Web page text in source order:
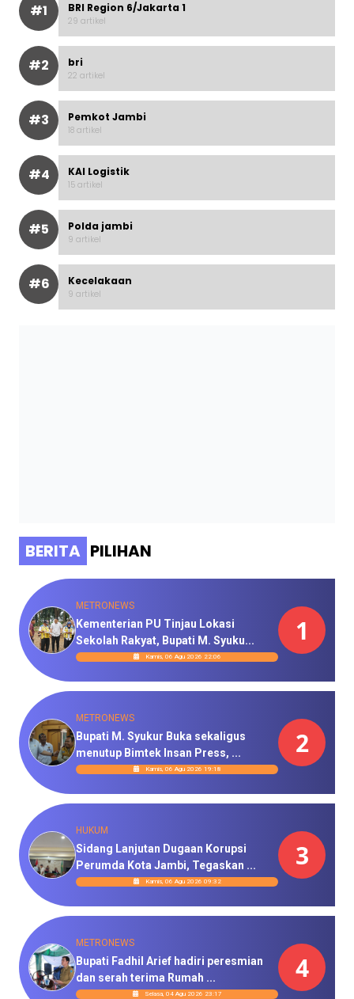
#1 BRI Region 6/Jakarta 1
29 artikel
#2 bri
22 artikel
#3 Pemkot Jambi
18 artikel
#4 KAI Logistik
15 artikel
#5 Polda jambi
9 artikel
#6 Kecelakaan
9 artikel
BERITA PILIHAN
METRONEWS
Kementerian PU Tinjau Lokasi
Sekolah Rakyat, Bupati M. Syuku...
Kamis, 06 Agu 2026 22:06
1
METRONEWS
Bupati M. Syukur Buka sekaligus
menutup Bimtek Insan Press, ...
Kamis, 06 Agu 2026 19:18
2
HUKUM
Sidang Lanjutan Dugaan Korupsi
Perumda Kota Jambi, Tegaskan ...
Kamis, 06 Agu 2026 09:32
3
METRONEWS
Bupati Fadhil Arief hadiri peresmian
dan serah terima Rumah ...
Selasa, 04 Agu 2026 23:17
4